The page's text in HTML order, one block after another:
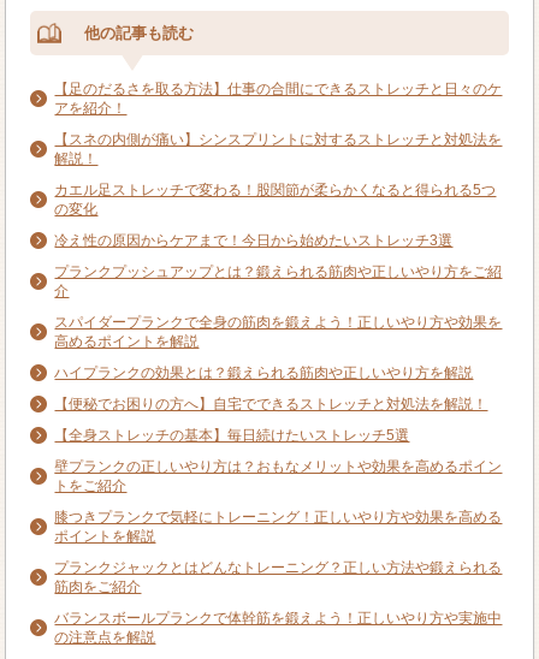
他の記事も読む
【足のだるさを取る方法】仕事の合間にできるストレッチと日々のケ
アを紹介！
【スネの内側が痛い】シンスプリントに対するストレッチと対処法を
解説！
カエル足ストレッチで変わる！股関節が柔らかくなると得られる5つ
の変化
冷え性の原因からケアまで！今日から始めたいストレッチ3選
プランクプッシュアップとは？鍛えられる筋肉や正しいやり方をご紹
介
スパイダープランクで全身の筋肉を鍛えよう！正しいやり方や効果を
高めるポイントを解説
ハイプランクの効果とは？鍛えられる筋肉や正しいやり方を解説
【便秘でお困りの方へ】自宅でできるストレッチと対処法を解説！
【全身ストレッチの基本】毎日続けたいストレッチ5選
壁プランクの正しいやり方は？おもなメリットや効果を高めるポイン
トをご紹介
膝つきプランクで気軽にトレーニング！正しいやり方や効果を高める
ポイントを解説
プランクジャックとはどんなトレーニング？正しい方法や鍛えられる
筋肉をご紹介
バランスボールプランクで体幹筋を鍛えよう！正しいやり方や実施中
の注意点を解説